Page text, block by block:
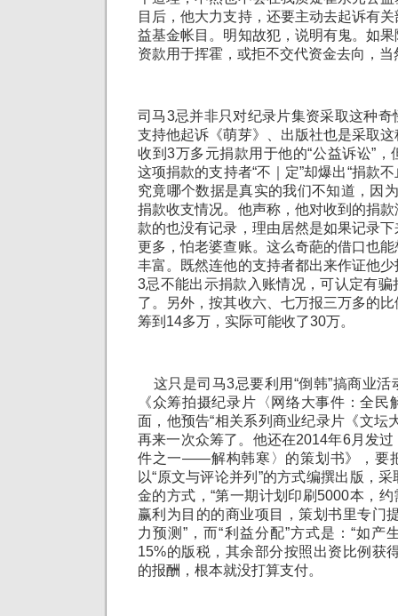
目后，他大力支持，还要主动去起诉有
益基金帐目。明知故犯，说明有鬼。如
资款用于挥霍，或拒不交代资金去向，
司马3忌并非只对纪录片集资采取这种
支持他起诉《萌芽》、出版社也是采取
收到3万多元捐款用于他的“公益诉讼”
这项捐款的支持者“不｜定”却爆出“捐款
究竟哪个数据是真实的我们不知道，因
捐款收支情况。他声称，他对收到的捐
款的也没有记录，理由居然是如果记录
更多，怕老婆查账。这么奇葩的借口也
丰富。既然连他的支持者都出来作证他
3忌不能出示捐款入账情况，可认定有
了。另外，按其收六、七万报三万多的
筹到14多万，实际可能收了30万。
这只是司马3忌要利用“倒韩”搞商业活
《众筹拍摄纪录片〈网络大事件：全民
面，他预告“相关系列商业纪录片《文坛
再来一次众筹了。他还在2014年6月发
件之一——解构韩寒〉的策划书》，要
以“原文与评论并列”的方式编撰出版，
金的方式，“第一期计划印刷5000本，
赢利为目的的商业项目，策划书里专门
力预测”，而“利益分配”方式是：“如产
15%的版税，其余部分按照出资比例获
的报酬，根本就没打算支付。